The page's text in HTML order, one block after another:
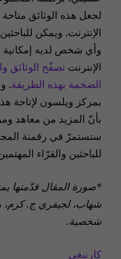
لجعل هذه الوثائق متاحة
الإنترنت. ويمكن
وأي شخص لديه
الإنترنت تصفّح الوثائق
الضخمة بهذه الطريقة.
بمركز ويلسون لإتاحة
بأنّ المزيد من معاهد
ستستمرّ في رقمنة
للباحثين والقرّاء
*صورة المقال قدّمتها
شهاب، لجيفري ج. كرم،
شخصية.
كارنيغي